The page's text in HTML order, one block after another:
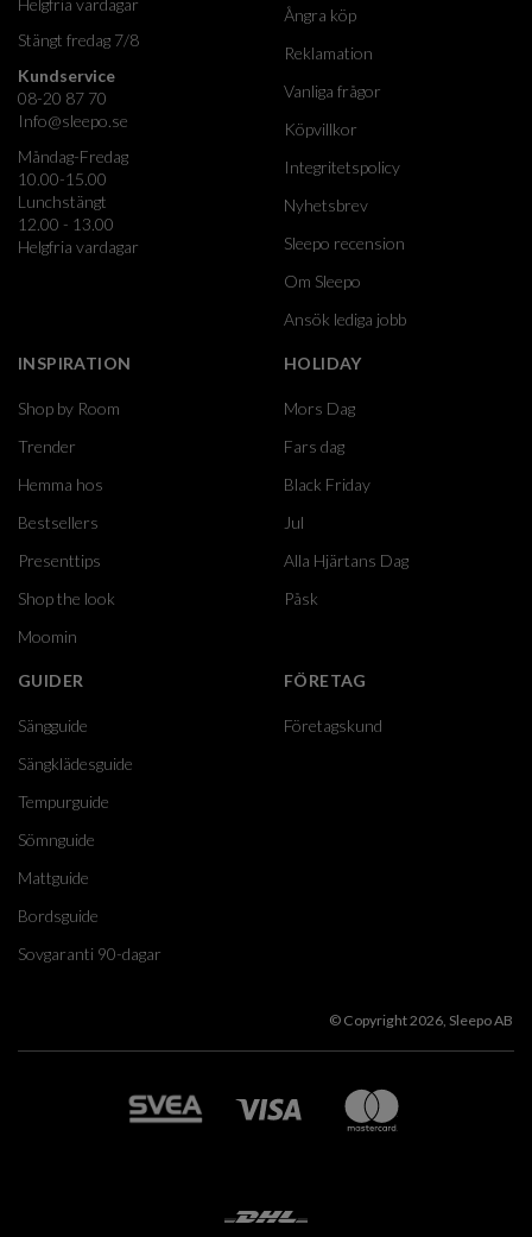
Helgfria vardagar
Stängt fredag 7/8
Kundservice
08-20 87 70
Info@sleepo.se
Måndag-Fredag
10.00-15.00
Lunchstängt
12.00 - 13.00
Helgfria vardagar
Ångra köp
Reklamation
Vanliga frågor
Köpvillkor
Integritetspolicy
Nyhetsbrev
Sleepo recension
Om Sleepo
Ansök lediga jobb
INSPIRATION
Shop by Room
Trender
Hemma hos
Bestsellers
Presenttips
Shop the look
Moomin
HOLIDAY
Mors Dag
Fars dag
Black Friday
Jul
Alla Hjärtans Dag
Påsk
GUIDER
Sängguide
Sängklädesguide
Tempurguide
Sömnguide
Mattguide
Bordsguide
Sovgaranti 90-dagar
FÖRETAG
Företagskund
© Copyright 2026, Sleepo AB